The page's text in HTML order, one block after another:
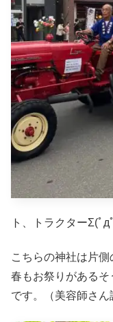
ト、トラクターΣ(ﾟд
こちらの神社は片側
春もお祭りがあるそ
です。（美容師さん